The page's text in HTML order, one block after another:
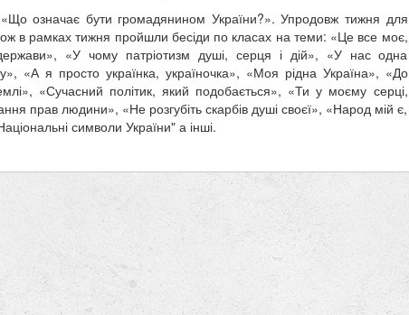
«Що означає бути громадянином України?». Упродовж тижня для
в рамках тижня пройшли бесіди по класах на теми: «Це все моє,
«У чому патріотизм душі, серця і дій», «У нас одна
«А я просто українка, україночка», «Моя рідна Україна», «До
«Сучасний політик, який подобається», «Ти у моєму серці,
прав людини», «Не розгубіть скарбів душі своєї», «Народ мій є,
символи України" а інші.